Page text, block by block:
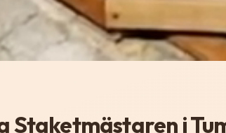
Staketmästaren i